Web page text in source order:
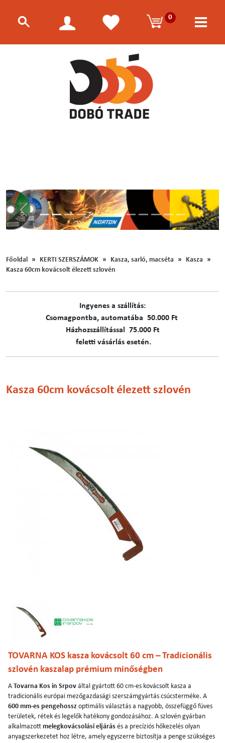
0
Előző
Főoldal KERTI SZERSZÁMOK Kasza, sarló, macséta
Kasza
Kasza 60cm kovácsolt élezett szlovén
Ingyenes a szállítás:
C​​​somagpontba, automatába 50.000 Ft
Házhozszállítással 75.000 Ft
feletti vásárlás esetén.
Kasza 60cm kovácsolt élezett szlovén
TOVARNA KOS kasza kovácsolt 60 cm – Tradicionális
szlovén kaszalap prémium minőségben
A Tovarna Kos in Srpov által gyártott 60 cm-es kovácsolt kasza a
tradicionális európai mezőgazdasági szerszámgyártás csúcsterméke. A
600 mm-es pengehossz optimális választás a nagyobb, összefüggő füves
területek, rétek és legelők hatékony gondozásához. A szlovén gyárban
alkalmazott melegkovácsolási eljárás és a precíziós hőkezelés olyan
anyagszerkezetet hoz létre, amely egyszerre biztosítja a penge szükséges